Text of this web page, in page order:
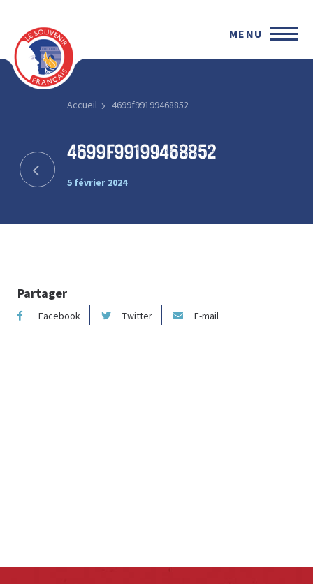
MENU
Accueil 4699f99199468852
4699f99199468852
5 février 2024
Partager
Facebook Twitter E-mail